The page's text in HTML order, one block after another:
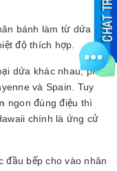
bánh làm từ dứa tươi
độ thích hợp.
dứa khác nhau, phổ
và Spain. Tuy
ngon đúng điệu thì
chính là ứng cử
đầu bếp cho vào nhân